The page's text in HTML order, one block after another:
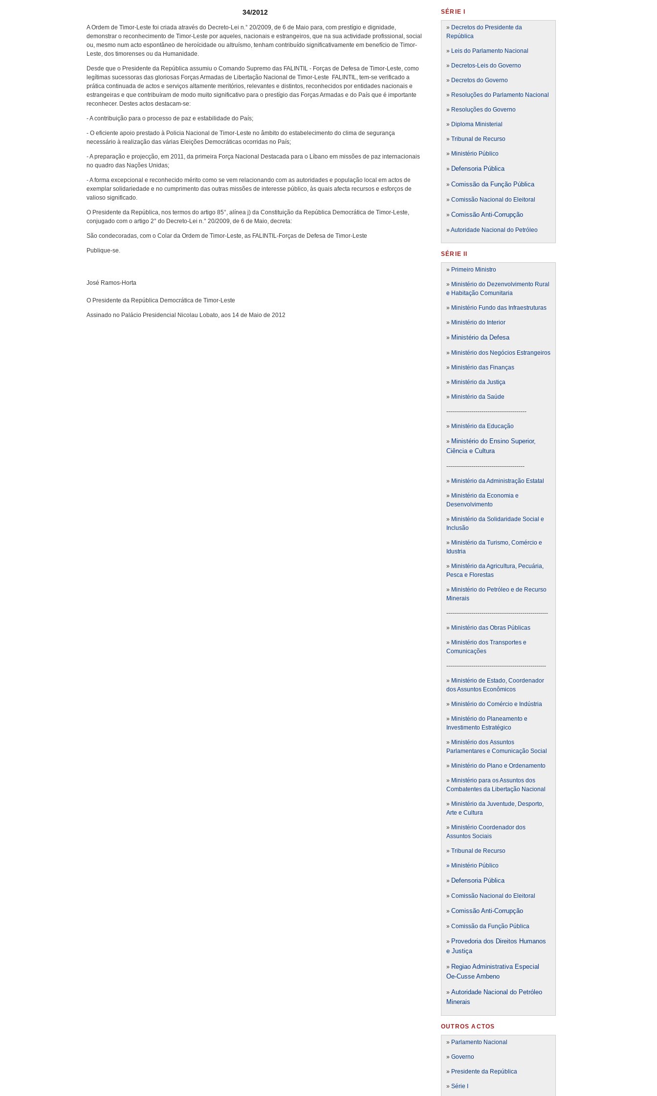
34/2012
A Ordem de Timor-Leste foi criada através do Decreto-Lei n.° 20/2009, de 6 de Maio para, com prestígio e dignidade,
demonstrar o reconhecimento de Timor-Leste por aqueles, nacionais e estrangeiros, que na sua actividade profissional, social
ou, mesmo num acto espontâneo de heroícidade ou altruísmo, tenham contribuído significativamente em benefício de Timor-
Leste, dos timorenses ou da Humanidade.
Desde que o Presidente da República assumiu o Comando Supremo das FALINTIL - Forças de Defesa de Timor-Leste, como
legítimas sucessoras das gloriosas Forças Armadas de Libertação Nacional de Timor-Leste  FALINTIL, tem-se verificado a
prática continuada de actos e serviços altamente meritórios, relevantes e distintos, reconhecidos por entidades nacionais e
estrangeiras e que contribuíram de modo muito significativo para o prestígio das Forças Armadas e do País que é importante
reconhecer. Destes actos destacam-se:
- A contribuição para o processo de paz e estabilidade do País;
- O eficiente apoio prestado à Policia Nacional de Timor-Leste no âmbito do estabelecimento do clima de segurança
necessário à realização das várias Eleições Democráticas ocorridas no País;
- A preparação e projecção, em 2011, da primeira Força Nacional Destacada para o Líbano em missões de paz internacionais
no quadro das Nações Unidas;
- A forma excepcional e reconhecido mérito como se vem relacionando com as autoridades e população local em actos de
exemplar solidariedade e no cumprimento das outras missões de interesse público, às quais afecta recursos e esforços de
valioso significado.
O Presidente da República, nos termos do artigo 85°, alínea j) da Constituição da República Democrática de Timor-Leste,
conjugado com o artigo 2° do Decreto-Lei n.° 20/2009, de 6 de Maio, decreta:
São condecoradas, com o Colar da Ordem de Timor-Leste, as FALINTIL-Forças de Defesa de Timor-Leste
Publique-se.
José Ramos-Horta
O Presidente da República Democrática de Timor-Leste
Assinado no Palácio Presidencial Nicolau Lobato, aos 14 de Maio de 2012
SÉRIE I
» Decretos do Presidente da
República
» Leis do Parlamento Nacional
» Decretos-Leis do Governo
» Decretos do Governo
» Resoluções do Parlamento Nacional
» Resoluções do Governo
» Diploma Ministerial
» Tribunal de Recurso
» Ministério Público
» Defensoria Pública
» Comissão da Função Pública
» Comissão Nacional do Eleitoral
» Comissão Anti-Corrupção
» Autoridade Nacional do Petróleo
SÉRIE II
» Primeiro Ministro
» Ministério do Dezenvolvimento Rural
e Habitação Comunitaria
» Ministério Fundo das Infraestruturas
» Ministério do Interior
» Ministério da Defesa
» Ministério dos Negócios Estrangeiros
» Ministério das Finanças
» Ministério da Justiça
» Ministério da Saúde
-----------------------------------------
» Ministério da Educação
» Ministério do Ensino Superior,
Ciência e Cultura
----------------------------------------
» Ministério da Administração Estatal
» Ministério da Economia e
Desenvolvimento
» Ministério da Solidaridade Social e
Inclusão
» Ministério da Turismo, Comércio e
Idustria
» Ministério da Agricultura, Pecuária,
Pesca e Florestas
» Ministério do Petróleo e de Recurso
Minerais
----------------------------------------------------
» Ministério das Obras Públicas
» Ministério dos Transportes e
Comunicações
---------------------------------------------------
» Ministério de Estado, Coordenador
dos Assuntos Econômicos
» Ministério do Comércio e Indústria
» Ministério do Planeamento e
Investimento Estratégico
» Ministério dos Assuntos
Parlamentares e Comunicação Social
» Ministério do Plano e Ordenamento
» Ministério para os Assuntos dos
Combatentes da Libertação Nacional
» Ministério da Juventude, Desporto,
Arte e Cultura
» Ministério Coordenador dos
Assuntos Sociais
» Tribunal de Recurso
» Ministério Público
» Defensoria Pública
» Comissão Nacional do Eleitoral
» Comissão Anti-Corrupção
» Comissão da Função Pública
» Provedoria dos Direitos Humanos
e Justiça
» Regiao Administrativa Especial
Oe-Cusse Ambeno
» Autoridade Nacional do Petróleo
Minerais
OUTROS ACTOS
» Parlamento Nacional
» Governo
» Presidente da República
» Série I